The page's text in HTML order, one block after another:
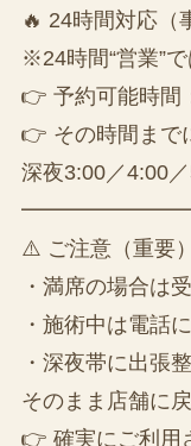
🔥 24時間対応（
※24時間“営業”
👉 予約可能時間
👉 その時間まで
深夜3:00／4:00
⚠️ ご注意（重要）
・満席の場合は
・施術中は電話
・深夜帯に出張
そのまま店舗に
👉 確実にご利用